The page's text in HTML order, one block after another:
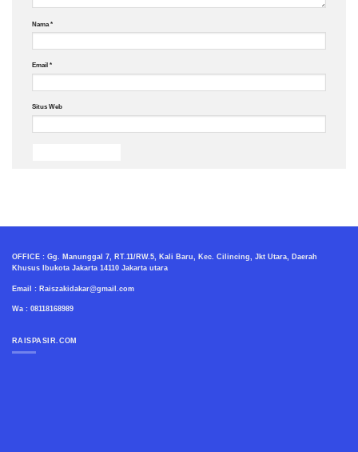
Nama *
Email *
Situs Web
OFFICE : Gg. Manunggal 7, RT.11/RW.5, Kali Baru, Kec. Cilincing, Jkt Utara, Daerah
Khusus Ibukota Jakarta 14110 Jakarta utara
Email : Raiszakidakar@gmail.com
Wa : 08118168989
RAISPASIR.COM